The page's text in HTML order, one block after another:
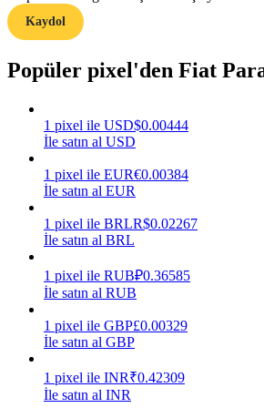
Rehber
Vadeli İşlemler Başlangıç Kılavuzu
Nasıl kârlı kalabileceğinizi öğrenin
Kaydol
Popüler pixel'den Fiat
1 pixel ile USD$0.00444
İle satın al USD
1 pixel ile EUR€0.00384
İle satın al EUR
1 pixel ile BRLR$0.02267
İle satın al BRL
1 pixel ile RUB₽0.36585
İle satın al RUB
1 pixel ile GBP£0.00329
İle satın al GBP
1 pixel ile INR₹0.42309
İle satın al INR